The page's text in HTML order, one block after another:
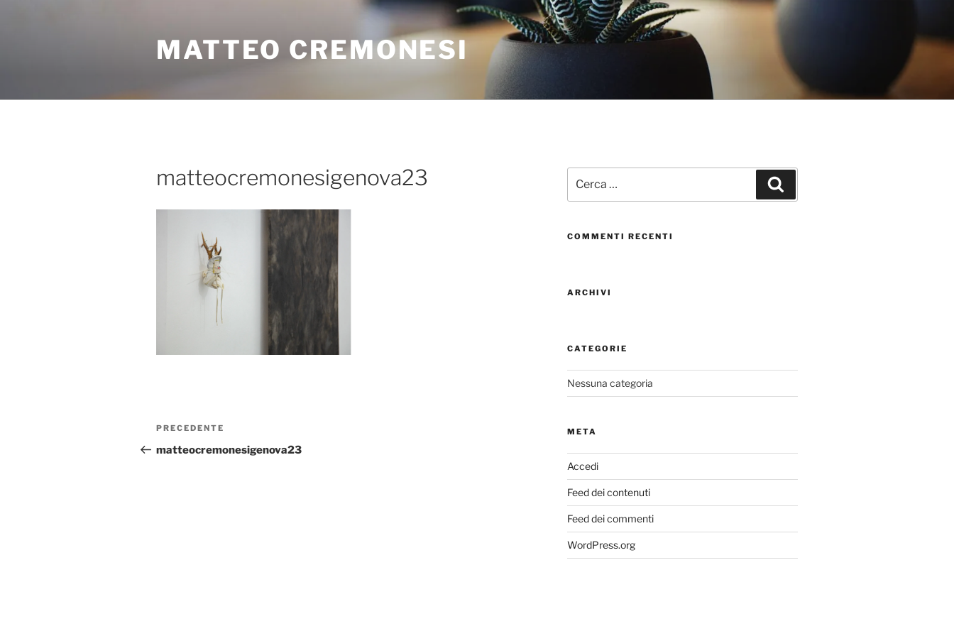
MATTEO CREMONESI
matteocremonesigenova23
PRECEDENTE
matteocremonesigenova23
COMMENTI RECENTI
ARCHIVI
CATEGORIE
Nessuna categoria
META
Accedi
Feed dei contenuti
Feed dei commenti
WordPress.org